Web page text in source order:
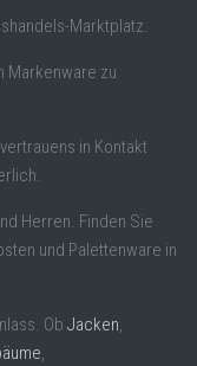
Marktplatz.
Markenware zu
in Kontakt
Herren. Finden Sie
und Palettenware in
Ob Jacken,
,